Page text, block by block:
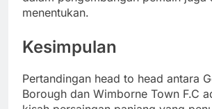
menentukan.
Kesimpulan
Pertandingan head to head antara
Borough dan Wimborne Town F.C